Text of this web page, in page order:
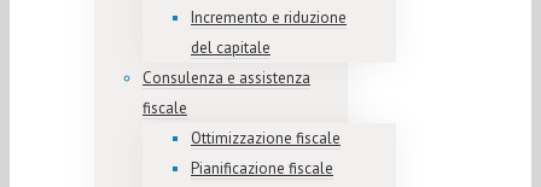
Incremento e riduzione
del capitale
Consulenza e assistenza
fiscale
Ottimizzazione fiscale
Pianificazione fiscale